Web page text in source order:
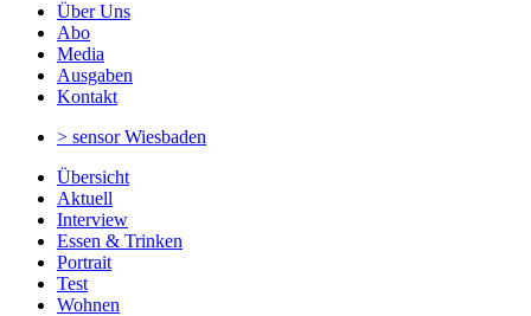
Über Uns
Abo
Media
Ausgaben
Kontakt
> sensorWiesbaden
Übersicht
Aktuell
Interview
Essen & Trinken
Portrait
Test
Wohnen